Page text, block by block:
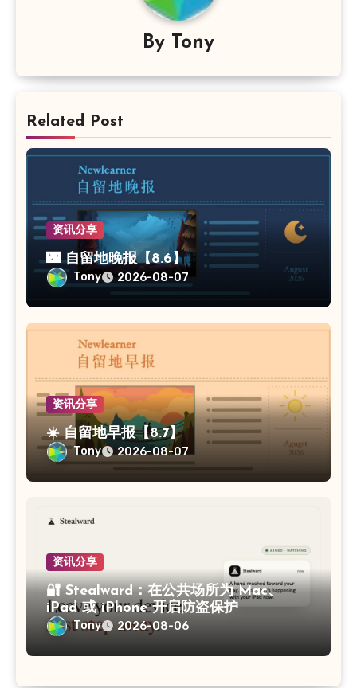
By Tony
Related Post
资讯分享
🌃 自留地晚报【8.6】
Tony 2026-08-07
资讯分享
☀️ 自留地早报【8.7】
Tony 2026-08-07
资讯分享
🔐 Stealward：在公共场所为 Mac、
iPad 或 iPhone 开启防盗保护
Tony 2026-08-06